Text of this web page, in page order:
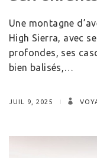
Une montagne
High Sierra, avec
profondes, ses
bien balisés,…
JUIL 9, 2025